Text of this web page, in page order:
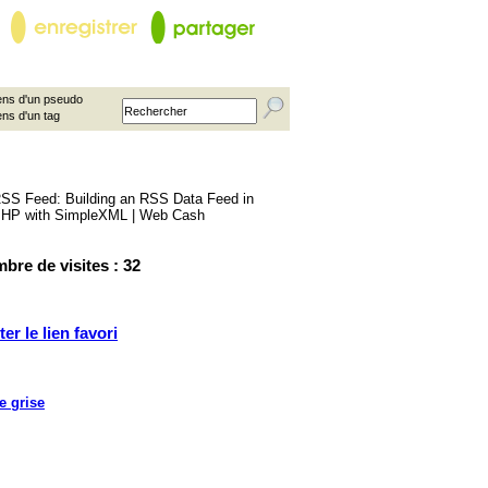
d'un pseudo
d'un tag
de visites : 32
le lien favori
grise